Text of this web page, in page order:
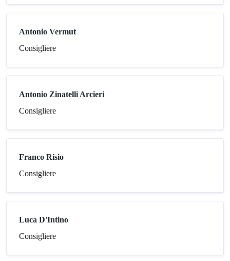
Antonio Vermut
Consigliere
Antonio Zinatelli Arcieri
Consigliere
Franco Risio
Consigliere
Luca D'Intino
Consigliere